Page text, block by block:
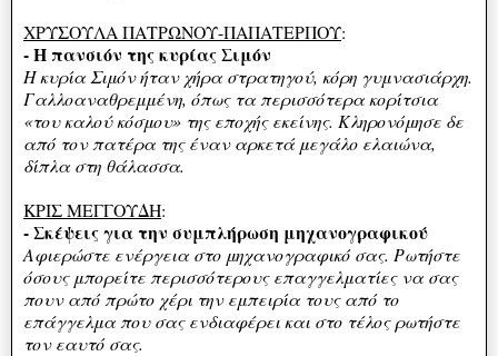
ΧΡΥΣΟΥΛΑ ΠΑΤΡΩΝΟΥ-ΠΑΠΑΤΕΡΠΟΥ:
- Η πανσιόν της κυρίας Σιμόν
Η κυρία Σιμόν ήταν χήρα στρατηγού, κόρη γυμνασιάρχη.
Γαλλοαναθρεμμένη, όπως τα περισσότερα κορίτσια
«του καλού κόσμου» της εποχής εκείνης. Κληρονόμησε δε
από τον πατέρα της έναν αρκετά μεγάλο ελαιώνα,
δίπλα στη θάλασσα.
ΚΡΙΣ ΜΕΓΓΟΥΔΗ:
- Σκέψεις για την συμπλήρωση μηχανογραφικού
Αφιερώστε ενέργεια στο μηχανογραφικό σας. Ρωτήστε
όσους μπορείτε περισσότερους επαγγελματίες να σας
πουν από πρώτο χέρι την εμπειρία τους από το
επάγγελμα που σας ενδιαφέρει και στο τέλος ρωτήστε
τον εαυτό σας.